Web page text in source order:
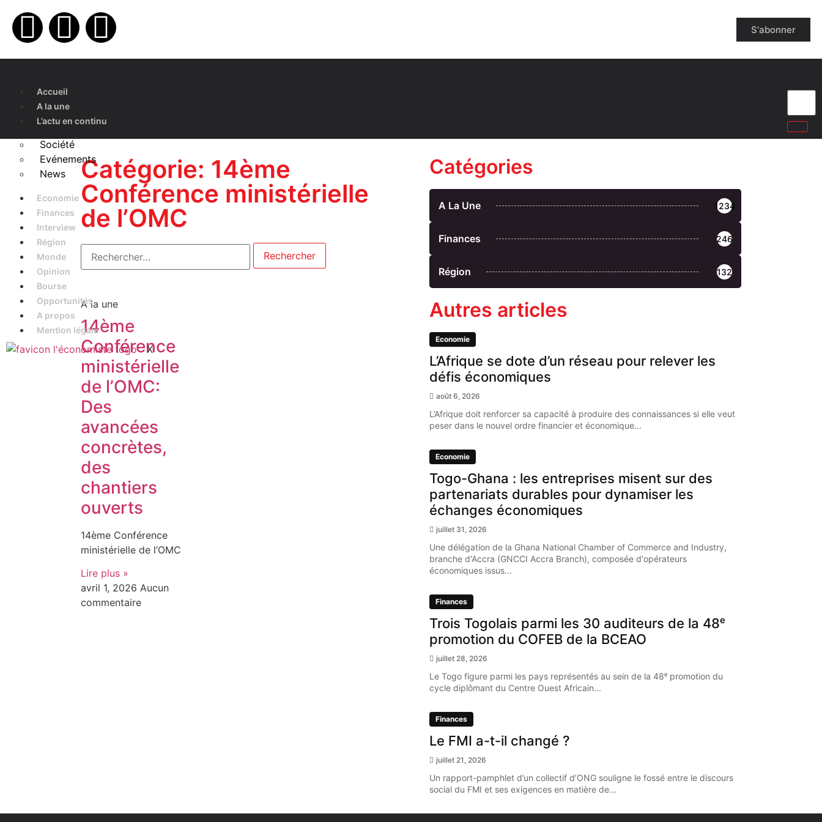
S'abonner
Accueil
A la une
L’actu en continu
Société
Evénements
News
Economie
Finances
Interview
Région
Monde
Opinion
Bourse
Opportunités
A propos
Mention légale
X
Catégorie: 14ème
Conférence ministérielle
de l’OMC
A la une
14ème
Conférence
ministérielle
de l’OMC:
Des
avancées
concrètes,
des
chantiers
ouverts
14ème Conférence
ministérielle de l’OMC
Lire plus »
avril 1, 2026 Aucun
commentaire
Catégories
A La Une 1234
Finances 246
Région 132
Autres articles
Economie
L’Afrique se dote d’un réseau pour relever les
défis économiques
août 6, 2026
L’Afrique doit renforcer sa capacité à produire des connaissances si elle veut
peser dans le nouvel ordre financier et économique...
Economie
Togo-Ghana : les entreprises misent sur des
partenariats durables pour dynamiser les
échanges économiques
juillet 31, 2026
Une délégation de la Ghana National Chamber of Commerce and Industry,
branche d'Accra (GNCCI Accra Branch), composée d'opérateurs
économiques issus...
Finances
Trois Togolais parmi les 30 auditeurs de la 48ᵉ
promotion du COFEB de la BCEAO
juillet 28, 2026
Le Togo figure parmi les pays représentés au sein de la 48ᵉ promotion du
cycle diplômant du Centre Ouest Africain...
Finances
Le FMI a-t-il changé ?
juillet 21, 2026
Un rapport-pamphlet d’un collectif d’ONG souligne le fossé entre le discours
social du FMI et ses exigences en matière de...